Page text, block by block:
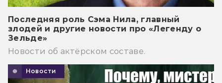
Последняя роль Сэма Нила, главный
злодей и другие новости про «Легенду о
Зельде»
Новости об актёрском составе.
Новости